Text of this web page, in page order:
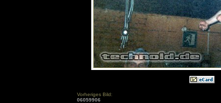
Vorheriges Bild:
06059906